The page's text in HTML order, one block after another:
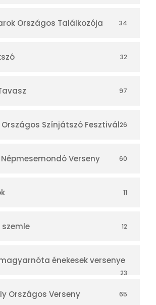
Országos Találkozója 34
32
97
Országos Színjátszó Fesztivál26
Verseny 60
11
szemle 12
énekesek versenye
23
Országos Verseny 65